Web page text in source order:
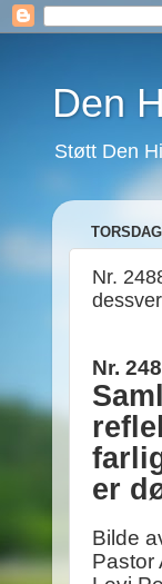
Den
Støtt Den
Nr.
Nr.
er
Bilde
Pastor